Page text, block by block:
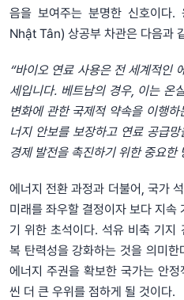
음을 보여주는 분명한 신호이
Nhật Tân) 상공부 차관은 다음과
“바이오 연료 사용은 전 세계적인
세입니다. 베트남의 경우, 이는 온
변화에 관한 국제적 약속을 이행
너지 안보를 보장하고 연료 공급
경제 발전을 촉진하기 위한 중요한
에너지 전환 과정과 더불어, 국가
미래를 좌우할 결정이자 보다 지속
기 위한 초석이다. 석유 비축 기지
복 탄력성을 강화하는 것을 의미
에너지 주권을 확보한 국가는 안
씬 더 큰 우위를 점하게 될 것이다.